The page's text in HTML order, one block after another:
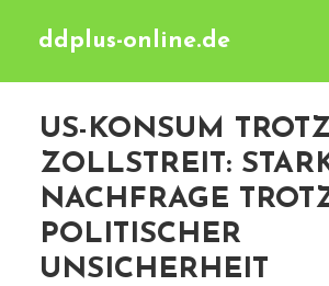
ddplus-online.de
US-KONSUM
ZOLLSTREIT:
NACHFRAGE
POLITISCHER
UNSICHERHEIT